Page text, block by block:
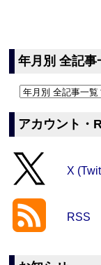
年月別 全記事
アカウント・
X
RSS